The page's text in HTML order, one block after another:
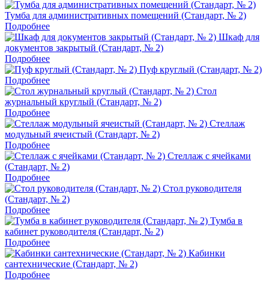
Тумба для административных помещений (Стандарт, № 2)
Подробнее
Шкаф для
документов закрытый (Стандарт, № 2)
Подробнее
Пуф круглый (Стандарт, № 2)
Подробнее
Стол
журнальный круглый (Стандарт, № 2)
Подробнее
Стеллаж
модульный ячеистый (Стандарт, № 2)
Подробнее
Стеллаж с ячейками
(Стандарт, № 2)
Подробнее
Стол руководителя
(Стандарт, № 2)
Подробнее
Тумба в
кабинет руководителя (Стандарт, № 2)
Подробнее
Кабинки
сантехнические (Стандарт, № 2)
Подробнее